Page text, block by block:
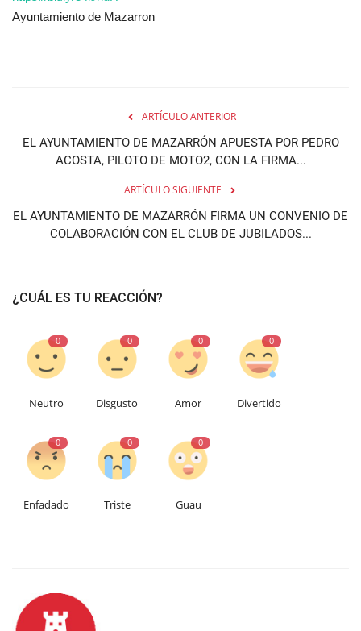
Ayuntamiento de Mazarron
ARTÍCULO ANTERIOR
EL AYUNTAMIENTO DE MAZARRÓN APUESTA POR PEDRO
ACOSTA, PILOTO DE MOTO2, CON LA FIRMA...
ARTÍCULO SIGUIENTE
EL AYUNTAMIENTO DE MAZARRÓN FIRMA UN CONVENIO DE
COLABORACIÓN CON EL CLUB DE JUBILADOS...
¿CUÁL ES TU REACCIÓN?
0
Neutro
0
Disgusto
0
Amor
0
Divertido
0
Enfadado
0
Triste
0
Guau